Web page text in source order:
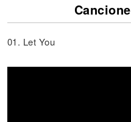
01. Let You